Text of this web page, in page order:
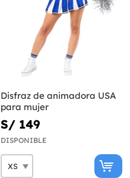
Disfraz de animadora USA
para mujer
S/ 149
DISPONIBLE